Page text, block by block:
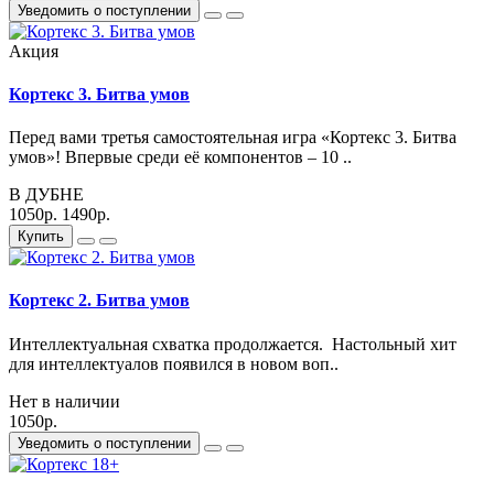
Уведомить о поступлении
Акция
Кортекс 3. Битва умов
Перед вами третья самостоятельная игра «Кортекс 3. Битва
умов»! Впервые среди её компонентов – 10 ..
В ДУБНЕ
1050р. 1490р.
Купить
Кортекс 2. Битва умов
Интеллектуальная схватка продолжается. Настольный хит
для интеллектуалов появился в новом воп..
Нет в наличии
1050р.
Уведомить о поступлении